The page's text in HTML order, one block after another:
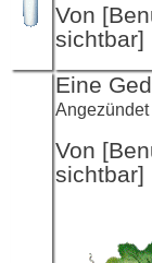
Von
sichtbar]
Eine
Von
sichtbar]